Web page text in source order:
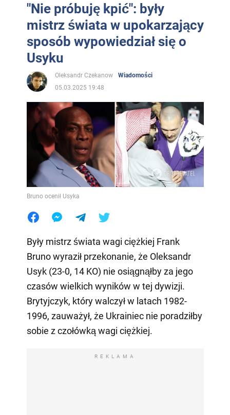
"Nie próbuję kpić": były
mistrz świata w upokarzający
sposób wypowiedział się o
Usyku
Oleksandr Czekanow
Wiadomości
05.03.2025 19:48
Bruno ocenił Usyka
Były mistrz świata wagi ciężkiej Frank
Bruno wyraził przekonanie, że Oleksandr
Usyk (23-0, 14 KO) nie osiągnąłby za jego
czasów wielkich wyników w tej dywizji.
Brytyjczyk, który walczył w latach 1982-
1996, zauważył, że Ukrainiec nie poradziłby
sobie z czołówką wagi ciężkiej.
REKLAMA